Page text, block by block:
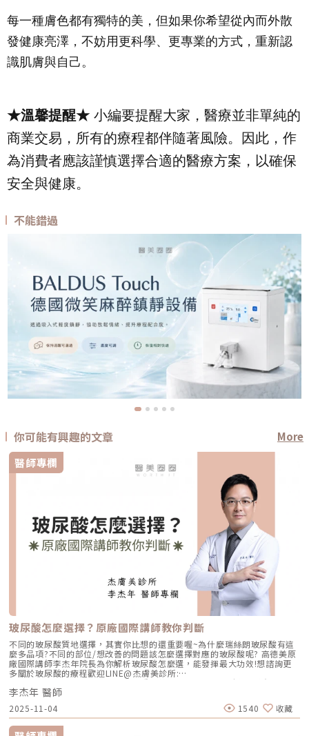
每一種膚色都有獨特的美，但如果你希望從內而外散
發健康亮澤，不妨用更科學、更專業的方式，重新認
識肌膚與自己。
★溫馨提醒★ 小編要提醒大家，醫療並非單純的
商業交易，所有的療程都伴隨著風險。因此，作
為消費者應該謹慎選擇合適的醫療方案，以確保
安全與健康。
不能錯過
你可能有興趣的文章
More
醫師專欄
玻尿酸怎麼選擇？原廠國際講師教你判斷
不同的玻尿酸質地選擇，其實你比想的還重要喔~為什麼瑞絲朗玻尿酸有這
麼多品項?不同的部位/想改善的問題該怎麼選擇對應的玻尿酸呢? 高德美原
廠國際講師李杰年院長為你解析玻尿酸怎麼選，能發揮最大功效!想諮詢更
多關於玻尿酸的療程歡迎LINE@杰膚美診所:
https://page.line.me/xhc2941b重點摘要：00:11 玻尿酸作用介紹00:47
玻尿酸分為三大類型02:09 迷思一、玻尿酸打哪裡都可以？02:36 迷思二、
打完下巴蘋果肌看起來怪怪的？03:30 迷思三、臉部鬆弛只能做拉皮嗎？
05:00 總結LINE官方帳號一對一咨詢👉https://reurl.cc/x3EQZN歡迎訂閱
我的頻道👉https://reurl.cc/nY51k8關注杰膚美診所FB👉
https://reurl.cc/XQljva杰膚美診所官網👉https://jfmskin.com/關注李杰
李杰年 醫師
2025-11-04 1540 收藏